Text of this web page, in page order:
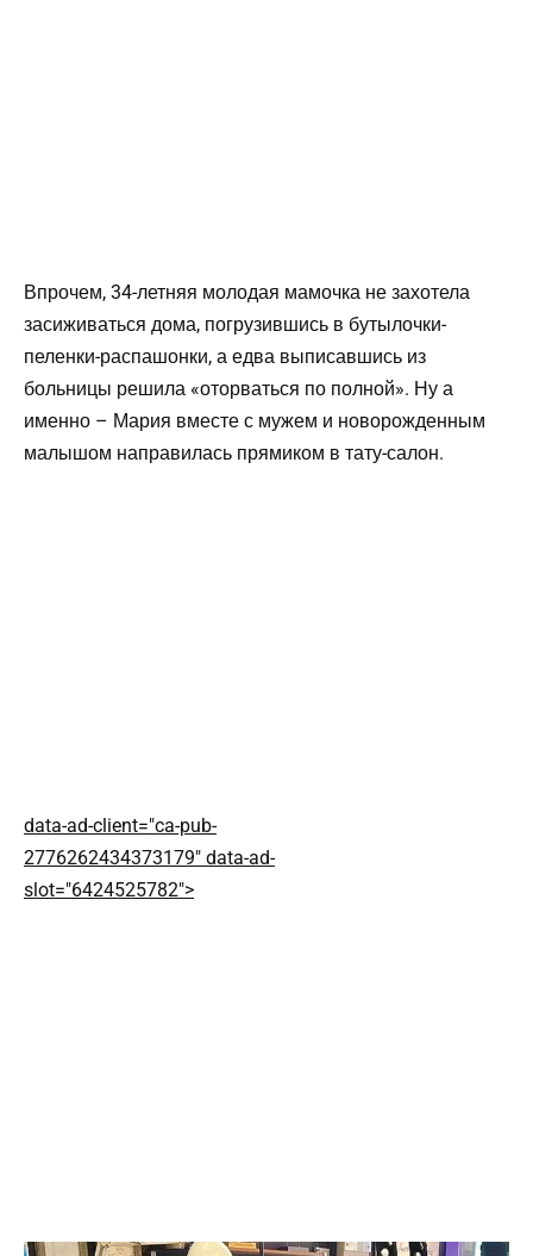
Впрочем, 34-летняя молодая мамочка не захотела
засиживаться дома, погрузившись в бутылочки-
пеленки-распашонки, а едва выписавшись из
больницы решила «оторваться по полной». Ну а
именно – Мария вместе с мужем и новорожденным
малышом направилась прямиком в тату-салон.
data-ad-client="ca-pub-
2776262434373179" data-ad-
slot="6424525782">